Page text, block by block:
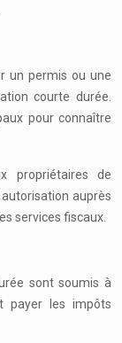
un permis ou une
courte durée.
pour connaître
propriétaires de
auprès
services fiscaux.
sont soumis à
payer les impôts